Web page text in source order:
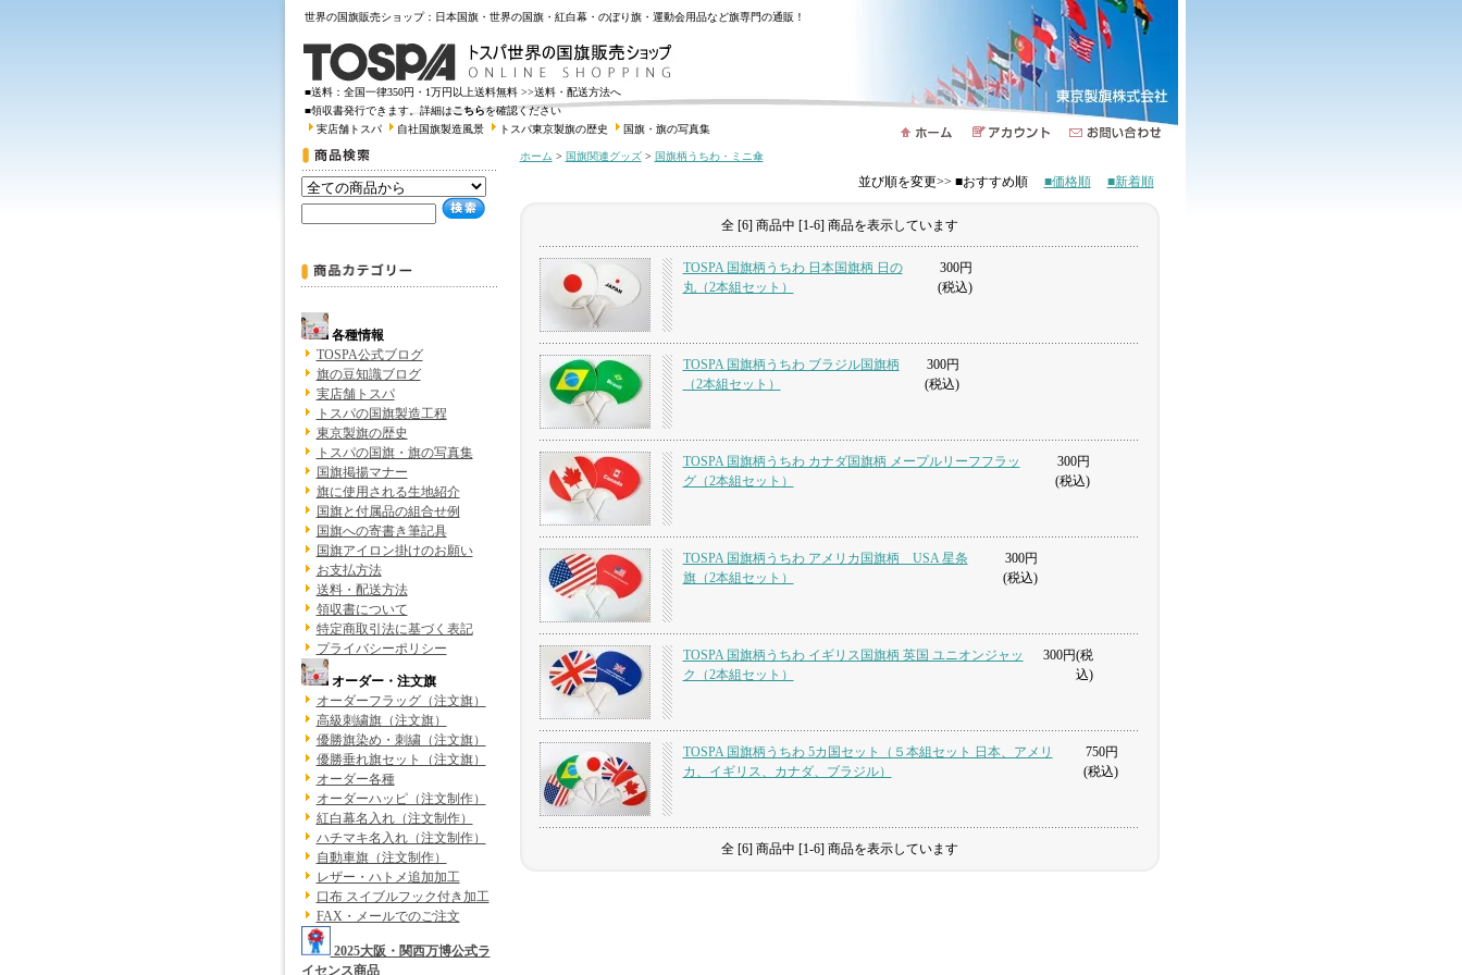
世界の国旗販売ショップ：日本国旗・世界の国旗・紅白幕・のぼり旗・運動会用品など旗専門の通販！
■送料：全国一律350円・1万円以上送料無料 >>送料・配送方法へ
■領収書発行できます。詳細はこちらを確認ください
実店舗トスパ
自社国旗製造風景 トスパ東京製旗の歴史 国旗・旗の写真集
各種情報
TOSPA公式ブログ
旗の豆知識ブログ
実店舗トスパ
トスパの国旗製造工程
東京製旗の歴史
トスパの国旗・旗の写真集
国旗掲揚マナー
旗に使用される生地紹介
国旗と付属品の組合せ例
国旗への寄書き筆記具
国旗アイロン掛けのお願い
お支払方法
送料・配送方法
領収書について
特定商取引法に基づく表記
プライバシーポリシー
オーダー・注文旗
オーダーフラッグ（注文旗）
高級刺繍旗（注文旗）
優勝旗染め・刺繍（注文旗）
優勝垂れ旗セット（注文旗）
オーダー各種
オーダーハッピ（注文制作）
紅白幕名入れ（注文制作）
ハチマキ名入れ（注文制作）
自動車旗（注文制作）
レザー・ハトメ追加加工
口布 スイブルフック付き加工
FAX・メールでのご注文
2025大阪・関西万博公式ラ
イセンス商品
ホーム > 国旗関連グッズ> 国旗柄うちわ・ミニ傘
並び順を変更>> ■おすすめ順 ■価格順 ■新着順
全 [6] 商品中 [1-6] 商品を表示しています
TOSPA 国旗柄うちわ 日本国旗柄 日の
丸（2本組セット）
300円
(税込)
TOSPA 国旗柄うちわ ブラジル国旗柄
（2本組セット）
300円
(税込)
TOSPA 国旗柄うちわ カナダ国旗柄 メープルリーフフラッ
グ（2本組セット）
300円
(税込)
TOSPA 国旗柄うちわ アメリカ国旗柄 USA 星条
旗（2本組セット）
300円
(税込)
TOSPA 国旗柄うちわ イギリス国旗柄 英国 ユニオンジャッ
ク（2本組セット）
300円(税
込)
TOSPA 国旗柄うちわ 5カ国セット（５本組セット 日本、アメリ
カ、イギリス、カナダ、ブラジル）
750円
(税込)
全 [6] 商品中 [1-6] 商品を表示しています